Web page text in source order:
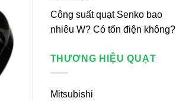
Công suất quạt Senko bao
nhiêu W? Có tốn điện không?
THƯƠNG HIỆU QUẠT
Mitsubishi